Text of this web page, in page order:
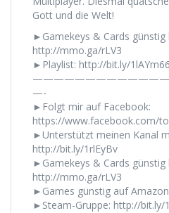
Gott und die Welt!
►Gamekeys & Cards günstig
http://mmo.ga/rLV3
►Playlist: http://bit.ly/1lAYm66
—-
►Folgt mir auf Facebook:
https://www.facebook.com/
►Unterstützt meinen Kanal
http://bit.ly/1rlEyBv
►Gamekeys & Cards günstig
http://mmo.ga/rLV3
►Games günstig auf
►Steam-Gruppe: http://bit.ly/